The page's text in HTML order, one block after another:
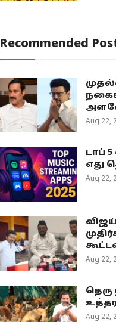
Recommended
Aug 22,
டாப்
எது
Aug 22,
Aug 22,
தெரு
Aug 22,